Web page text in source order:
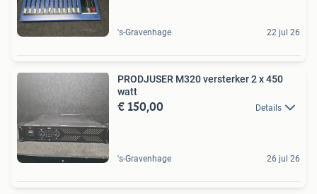
's-Gravenhage 22 jul 26
PRODJUSER M320 versterker 2 x 450
watt
€ 150,00 Details
's-Gravenhage 26 jul 26